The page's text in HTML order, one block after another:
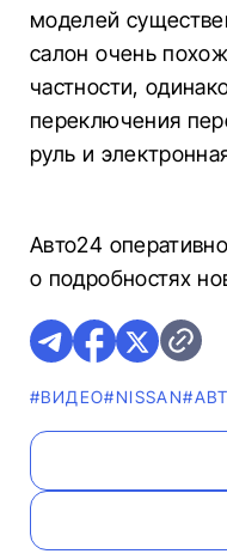
моделей
салон очень
частности,
переключения
руль и
Авто24
о подробностях
#ВИДЕО#NISSAN